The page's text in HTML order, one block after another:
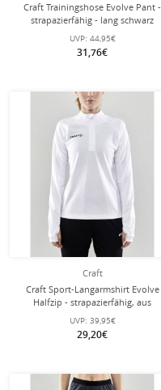
Craft Trainingshose Evolve Pant -
strapazierfähig - lang schwarz
Damen
UVP: 44,95€
31,76€
Craft
Craft Sport-Langarmshirt Evolve
Halfzip - strapazierfähig, aus
Stretchmaterial - weiss Damen
UVP: 39,95€
29,20€